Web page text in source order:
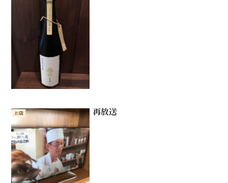
お店 再放送